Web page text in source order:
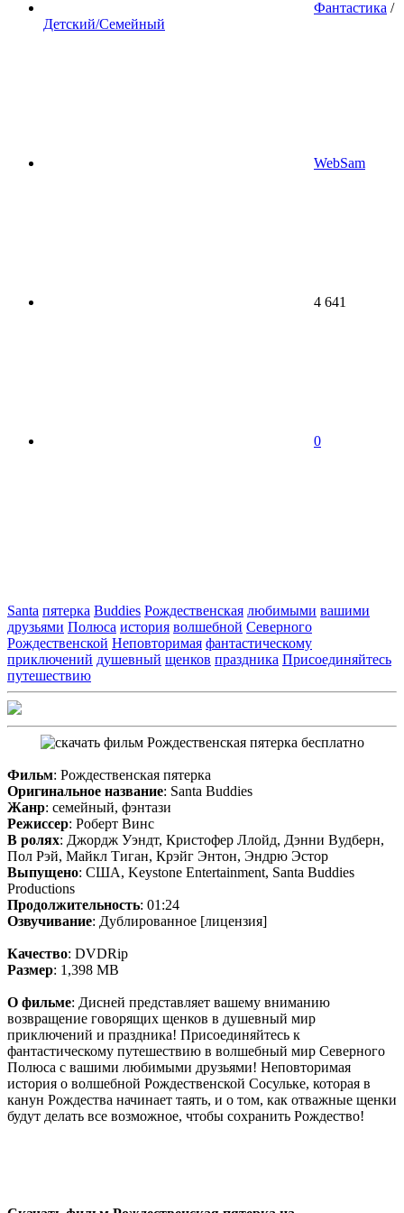
Фантастика /
Детский/Семейный
WebSam
4 641
0
Santa пятерка Buddies Рождественская любимыми вашими
друзьями Полюса история волшебной Северного
Рождественской Неповторимая фантастическому
приключений душевный щенков праздника Присоединяйтесь
путешествию
Фильм: Рождественская пятерка
Оригинальное название: Santa Buddies
Жанр: семейный, фэнтази
Режиссер: Роберт Винс
В ролях: Джордж Уэндт, Кристофер Ллойд, Дэнни Вудберн,
Пол Рэй, Майкл Тиган, Крэйг Энтон, Эндрю Эстор
Выпущено: США, Keystone Entertainment, Santa Buddies
Productions
Продолжительность: 01:24
Озвучивание: Дублированное [лицензия]
Качество: DVDRip
Размер: 1,398 MB
О фильме: Дисней представляет вашему вниманию
возвращение говорящих щенков в душевный мир
приключений и праздника! Присоединяйтесь к
фантастическому путешествию в волшебный мир Северного
Полюса с вашими любимыми друзьями! Неповторимая
история о волшебной Рождественской Сосульке, которая в
канун Рождества начинает таять, и о том, как отважные щенки
будут делать все возможное, чтобы сохранить Рождество!